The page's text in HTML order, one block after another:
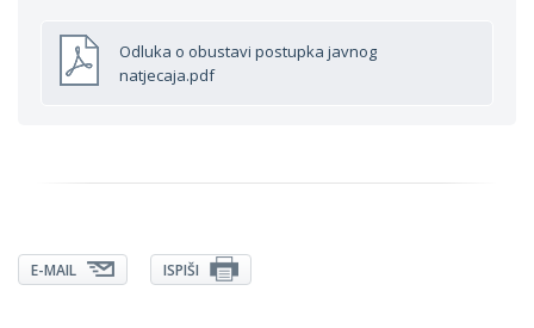
Odluka o obustavi postupka javnog
natjecaja.pdf
E-MAIL ISPIŠI